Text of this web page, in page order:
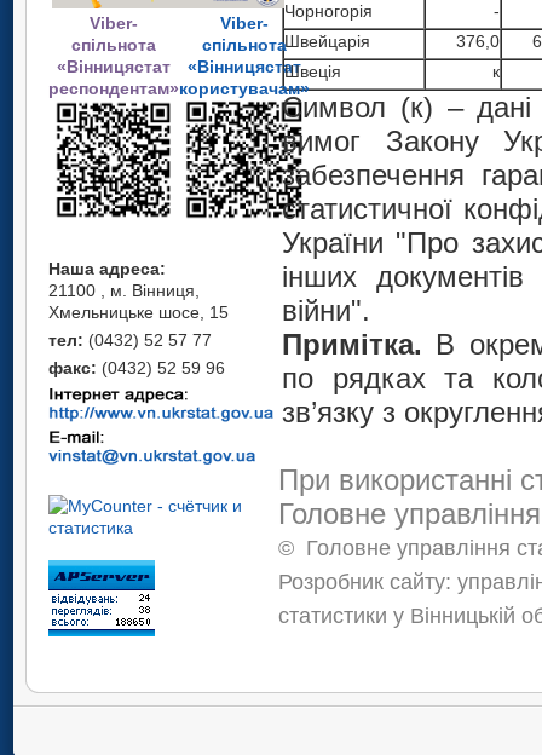
Viber-
спільнота
«Вінницястат
респондентам»
Viber-
спільнота
«Вінницястат
користувачам»
Наша адреса:
21100 , м. Вінниця,
Хмельницьке шосе, 15
тел: (0432) 52 57 77
факс: (0432) 52 59 96
Чорногорія
-
Швейцарія
376,0
Швеція
к
Символ (к) –
вимог Закону
забезпечення
статистичної
України "Про
інших
війни".
Примітка. В
по рядках та
зв’язку з
При використанні
Головне
© Головне управління
Розробник сайту:
статистики у Вінницькій